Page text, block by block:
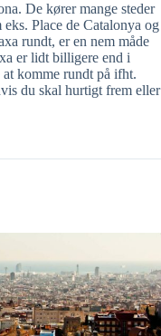
De kører mange steder
Place de Catalonya og
rundt, er en nem måde
er lidt billigere end i
komme rundt på ifht.
du skal hurtigt frem eller